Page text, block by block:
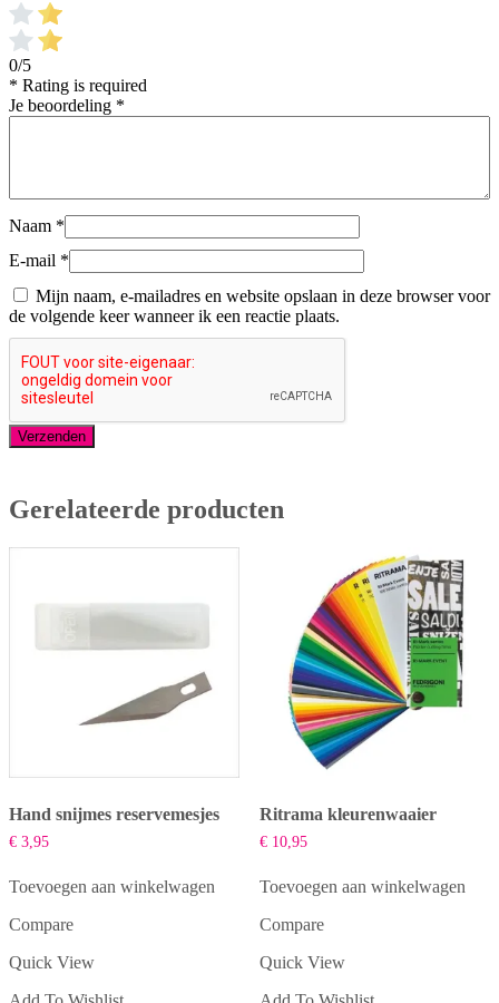
0/5
* Rating is required
Je beoordeling *
Naam *
E-mail *
Mijn naam, e-mailadres en website opslaan in deze browser voor
de volgende keer wanneer ik een reactie plaats.
Gerelateerde producten
Hand snijmes reservemesjes
€ 3,95
Toevoegen aan winkelwagen
Compare
Quick View
Ritrama kleurenwaaier
€10,95
Toevoegen aan winkelwagen
Compare
Quick View